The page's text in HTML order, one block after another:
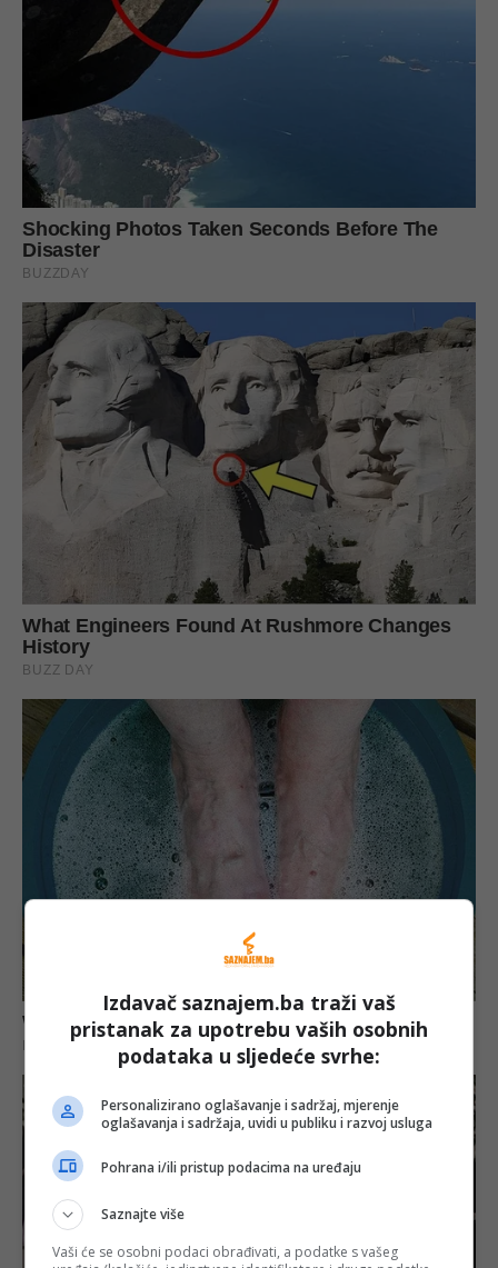
Izdavač saznajem.ba traži vaš
pristanak za upotrebu vaših osobnih
podataka u sljedeće svrhe:
Personalizirano oglašavanje i sadržaj, mjerenje
oglašavanja i sadržaja, uvidi u publiku i razvoj usluga
Pohrana i/ili pristup podacima na uređaju
Saznajte više
Vaši će se osobni podaci obrađivati, a podatke s vašeg